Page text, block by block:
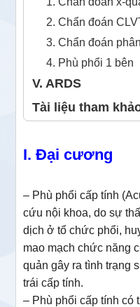
2. Chẩn đoán
3. Chẩn đoán
4. Phù phổi 1 bên
V. ARDS
Tài liệu tham
I. Đại cương
– Phù phổi cấp tính
cứu nội khoa, do sự
dịch ở tổ chức phổi,
mao mạch chức năng
quản gây ra tình trạng
trái cấp tính.
– Phù phổi cấp tính có